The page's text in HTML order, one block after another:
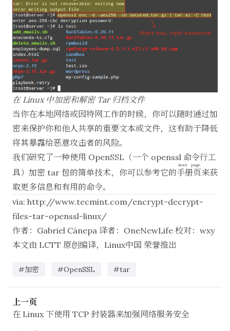
在 Linux 中加密和解密 Tar 归档文件
当你在本地网络或因特网工作的时候，你可以随时通过加
密来保护你和他人共享的重要文本或文件，这有助于降低
将其暴露给恶意攻击者的风险。
我们研究了一种使用 OpenSSL（一个 openssl 命令行工
具）加密 tar 包的简单技术，你可以参考它的手册页
man page
来获
取更多信息和有用的命令。
via: http://www.tecmint.com/encrypt-decrypt-
files-tar-openssl-linux/
作者： Gabriel Cánepa 译者： OneNewLife 校对： wxy
本文由 LCTT 原创编译， Linux中国 荣誉推出
#加密 #OpenSSL #tar
上一页
在 Linux 下使用 TCP 封装器来加强网络服务安全